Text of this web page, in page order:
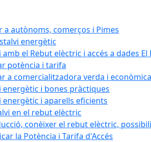
a autònoms, comerços i Pimes
energètic
amb el Rebut elèctric i accés a dades El
potència i tarifa
a comercialitzadora verda i econòmica
energètic i bones pràctiques
energètic i aparells eficients
en el rebut elèctric
conèixer el rebut elèctric,
la Potència i Tarifa d'Accés